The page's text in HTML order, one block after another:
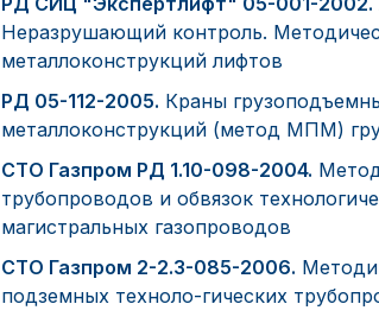
Неразрушающий контроль.
металлоконструкций лифтов
РД 05-112-2005. Краны
металлоконструкций (метод МПМ)
СТО Газпром РД 1.10-098-2004.
трубопроводов и обвязок
магистральных газопроводов
СТО Газпром 2-2.3-085-2006.
подземных техноло-гических